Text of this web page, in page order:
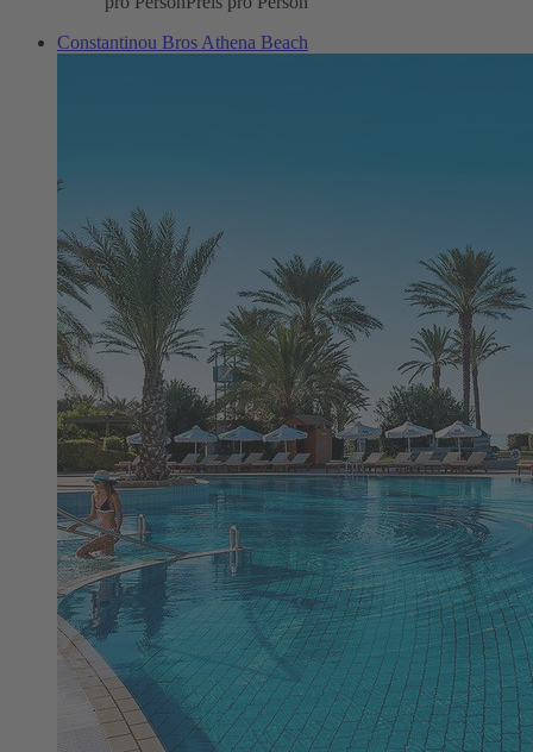
Constantinou Bros Athena Beach